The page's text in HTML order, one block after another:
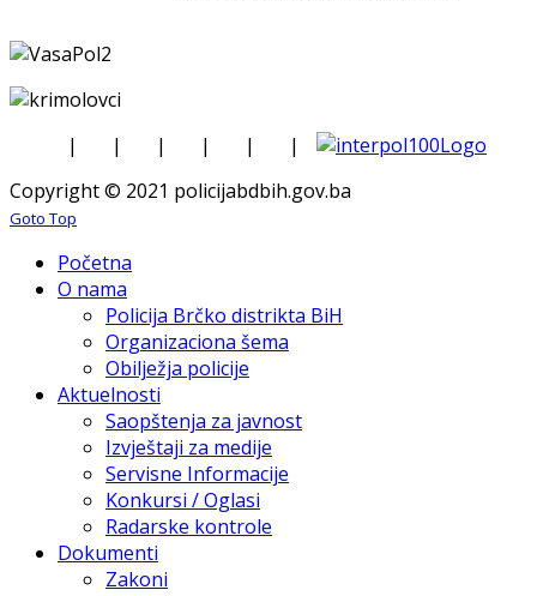
| | | | |
|
Copyright © 2021 policijabdbih.gov.ba
Goto Top
Početna
O nama
Policija Brčko distrikta BiH
Organizaciona šema
Obilježja policije
Aktuelnosti
Saopštenja za javnost
Izvještaji za medije
Servisne Informacije
Konkursi / Oglasi
Radarske kontrole
Dokumenti
Zakoni